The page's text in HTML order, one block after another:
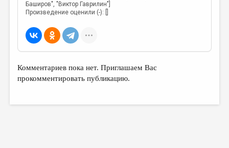
МЕДИА
ВКОНТАКТЕ
Баширов", "Виктор Гаврилин"]
Произведение оценили (-): []
Комментариев пока нет. Приглашаем Вас
прокомментировать публикацию.